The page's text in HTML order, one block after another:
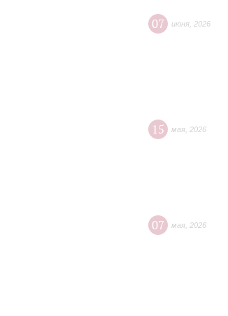
07 июня 2026
15 мая 2026
07 мая 2026